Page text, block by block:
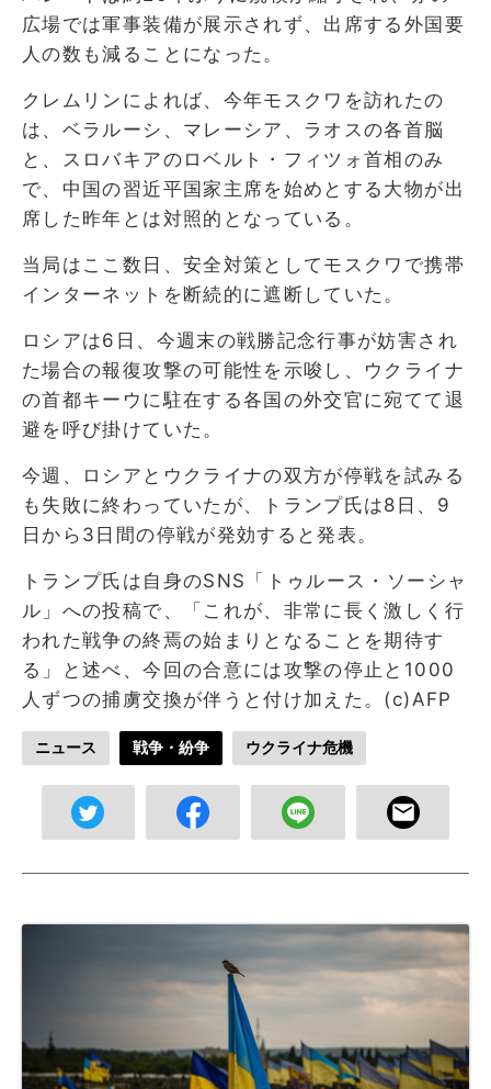
広場では軍事装備が展示されず、出席する外国要
人の数も減ることになった。
クレムリンによれば、今年モスクワを訪れたの
は、ベラルーシ、マレーシア、ラオスの各首脳
と、スロバキアのロベルト・フィツォ首相のみ
で、中国の習近平国家主席を始めとする大物が出
席した昨年とは対照的となっている。
当局はここ数日、安全対策としてモスクワで携帯
インターネットを断続的に遮断していた。
ロシアは6日、今週末の戦勝記念行事が妨害され
た場合の報復攻撃の可能性を示唆し、ウクライナ
の首都キーウに駐在する各国の外交官に宛てて退
避を呼び掛けていた。
今週、ロシアとウクライナの双方が停戦を試みる
も失敗に終わっていたが、トランプ氏は8日、9
日から3日間の停戦が発効すると発表。
トランプ氏は自身のSNS「トゥルース・ソーシャ
ル」への投稿で、「これが、非常に長く激しく行
われた戦争の終焉の始まりとなることを期待す
る」と述べ、今回の合意には攻撃の停止と1000
人ずつの捕虜交換が伴うと付け加えた。(c)AFP
ニュース 戦争・紛争 ウクライナ危機